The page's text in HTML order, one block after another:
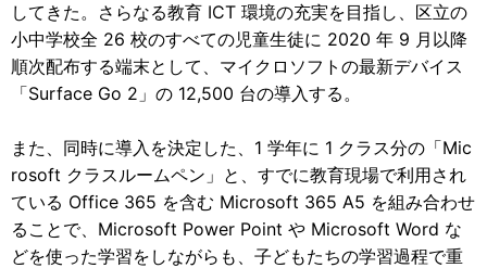
してきた。さらなる教育 ICT 環境の充実を目指し、区立の
小中学校全 26 校のすべての児童生徒に 2020 年 9 月以降
順次配布する端末として、マイクロソフトの最新デバイス
「Surface Go 2」の 12,500 台の導入する。
また、同時に導入を決定した、1 学年に 1 クラス分の「Mic
rosoft クラスルームペン」と、すでに教育現場で利用され
ている Office 365 を含む Microsoft 365 A5 を組み合わせ
ることで、Microsoft Power Point や Microsoft Word な
どを使った学習をしながらも、子どもたちの学習過程で重